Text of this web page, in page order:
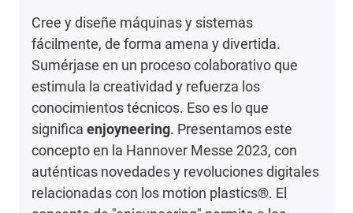
Cree y diseñe máquinas y sistemas
fácilmente, de forma amena y divertida.
Sumérjase en un proceso colaborativo que
estimula la creatividad y refuerza los
conocimientos técnicos. Eso es lo que
significaenjoyneering. Presentamos este
concepto en la Hannover Messe 2023, con
auténticas novedades y revoluciones digitales
relacionadas con los motion plastics®. El